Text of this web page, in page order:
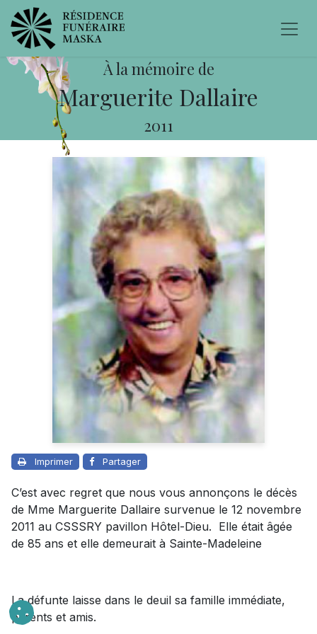
À la mémoire de
Marguerite Dallaire
2011
Imprimer Partager
C’est avec regret que nous vous annonçons le décès
de Mme Marguerite Dallaire survenue le 12 novembre
2011 au CSSSRY pavillon Hôtel-Dieu. Elle était âgée
de 85 ans et elle demeurait à Sainte-Madeleine
La défunte laisse dans le deuil sa famille immédiate,
parents et amis.